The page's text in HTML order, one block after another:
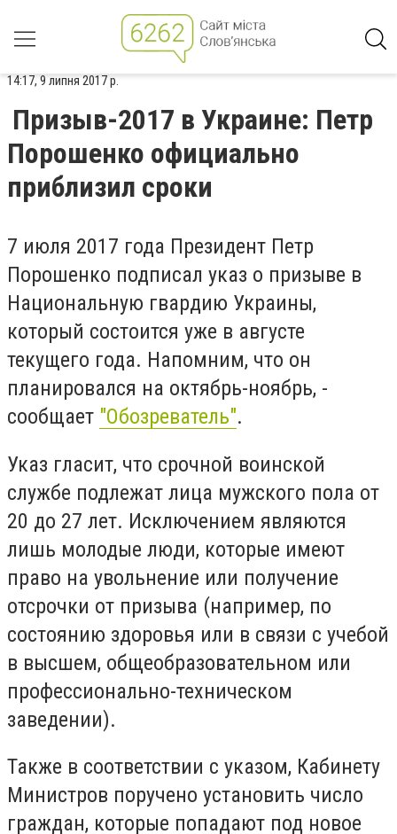
14:17, 9 липня 2017 р.
Призыв-2017 в Украине: Петр
Порошенко официально
приблизил сроки
7 июля 2017 года Президент Петр
Порошенко подписал указ о призыве в
Национальную гвардию Украины,
который состоится уже в августе
текущего года. Напомним, что он
планировался на октябрь-ноябрь, -
сообщает "Обозреватель".
Указ гласит, что срочной воинской
службе подлежат лица мужского пола от
20 до 27 лет. Исключением являются
лишь молодые люди, которые имеют
право на увольнение или получение
отсрочки от призыва (например, по
состоянию здоровья или в связи с учебой
в высшем, общеобразовательном или
профессионально-техническом
заведении).
Также в соответствии с указом, Кабинету
Министров поручено установить число
граждан, которые попадают под новое